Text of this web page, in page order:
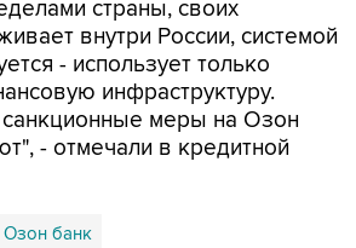
страны, своих
внутри России, системой
- использует только
инфраструктуру.
меры на Озон
- отмечали в кредитной
Озон банк